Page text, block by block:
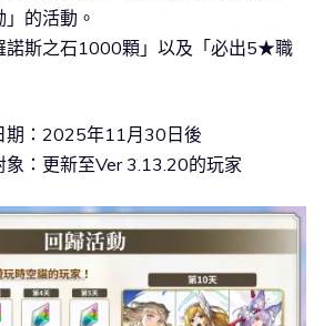
」的活動。
諾斯之石1000顆」以及「必出5★職
期：2025年11月30日後
象：更新至Ver 3.13.20的玩家